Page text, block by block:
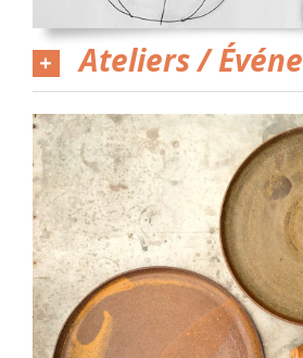
Ateliers /